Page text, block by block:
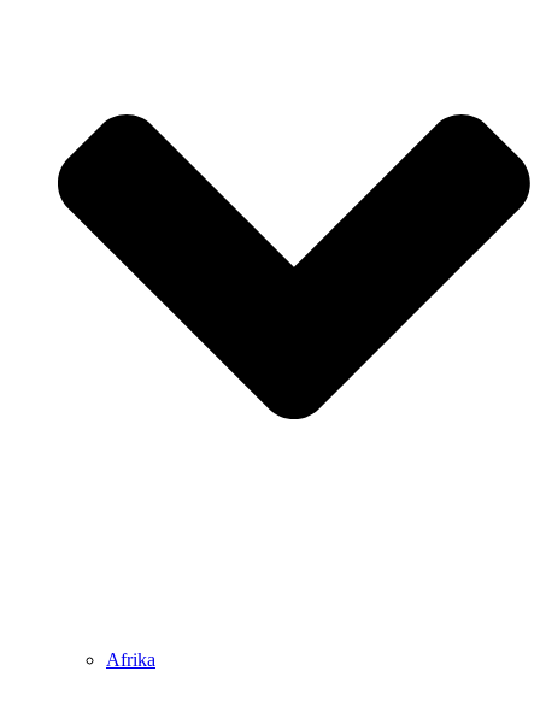
Afrika